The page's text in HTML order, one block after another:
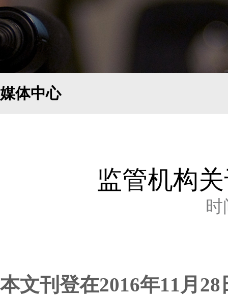
媒体中心
监管机构
本文刊登在2016年11月 28